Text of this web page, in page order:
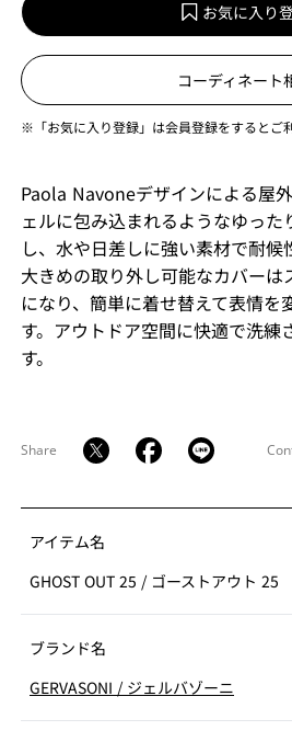
お気に入り
コーディネート
※「お気に入り登録」は会員登録をするとご
Paola Navoneデザインによる屋
ェルに包み込まれるようなゆっ
し、水や日差しに強い素材で耐候
大きめの取り外し可能なカバーは
になり、簡単に着せ替えて表情を
す。アウトドア空間に快適で洗練
す。
Share
アイテム名
GHOST OUT 25 / ゴーストアウト 25
ブランド名
GERVASONI / ジェルバゾーニ